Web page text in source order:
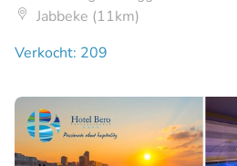
Jabbeke (11km)
Verkocht: 209